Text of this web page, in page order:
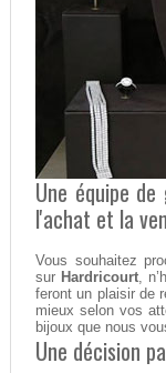
Une équipe
l'achat et la
Vous souhaitez
sur Hardricourt,
feront un plaisir de
mieux selon vos
bijoux que nous
Une décision